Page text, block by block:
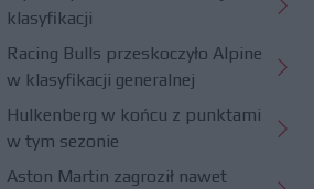
klasyfikacji
Racing Bulls przeskoczyło Alpine
w klasyfikacji generalnej
Hulkenberg w końcu z punktami
w tym sezonie
Aston Martin zagroził nawet